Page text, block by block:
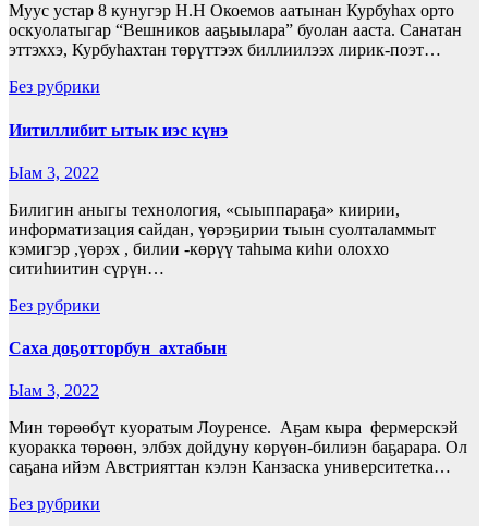
Муус устар 8 кунугэр Н.Н Окоемов аатынан Курбуһах орто
оскуолатыгар “Вешников ааҕыылара” буолан ааста. Санатан
эттэххэ, Курбуһахтан төрүттээх биллиилээх лирик-поэт…
Без рубрики
Иитиллибит ытык иэс күнэ
Ыам 3, 2022
Билигин аныгы технология, «сыыппараҕа» киирии,
информатизация сайдан, үөрэҕирии тыын суолталаммыт
кэмигэр ,үөрэх , билии -көрүү таһыма киһи олоххо
ситиһиитин сүрүн…
Без рубрики
Саха доҕотторбун ахтабын
Ыам 3, 2022
Мин төрөөбүт куоратым Лоуренсе. Аҕам кыра фермерскэй
куоракка төрөөн, элбэх дойдуну көрүөн-билиэн баҕарара. Ол
саҕана ийэм Австрияттан кэлэн Канзаска университетка…
Без рубрики